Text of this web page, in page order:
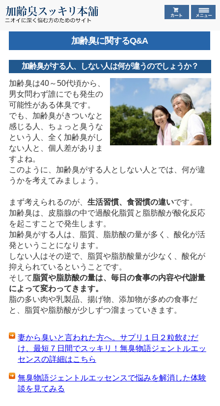
加齢臭に関するQ&A
加齢臭がする人、しない人は何が違うのでしょうか？
加齢臭は40～50代頃から、
男女問わず誰にでも発生の
可能性がある体臭です。
でも、加齢臭がきついなと
感じる人、ちょっと臭うな
という人、全く加齢臭がし
ない人と、個人差がありま
すよね。
このように、加齢臭がする人としない人とでは、何が違
うかを考えてみましょう。
まず考えられるのが、 生活習慣、食習慣の違いです。
加齢臭は、皮脂腺の中で過酸化脂質と脂肪酸が酸化反応
を起こすことで発生します。
加齢臭がする人は、脂質、脂肪酸の量が多く、酸化が活
発ということになります。
しない人はその逆で、脂質や脂肪酸量が少なく、酸化が
抑えられているということです。
そして脂質や脂肪酸の量は、毎日の食事の内容や代謝量
によって変わってきます。
脂の多い肉や乳製品、揚げ物、添加物が多めの食事だ
と、脂質や脂肪酸が少しずつ溜まっていきます。
妻から臭いと言われた方へ。サプリ１日２粒飲むだ
け、最短７日間でスッキリ！無臭物語ジェントルエッ
センスの詳細はこちら
無臭物語ジェントルエッセンスで悩みを解消した体験
談を見てみる